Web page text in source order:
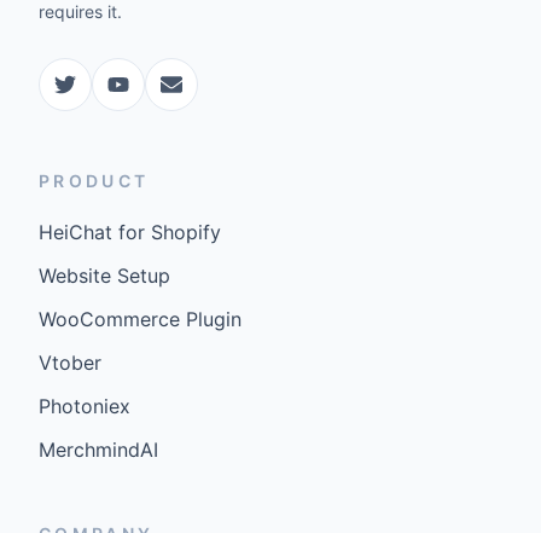
requires it.
PRODUCT
HeiChat for Shopify
Website Setup
WooCommerce Plugin
Vtober
Photoniex
MerchmindAI